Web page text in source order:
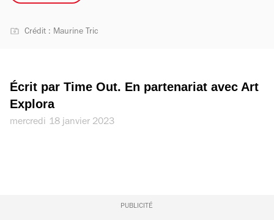
Crédit : Maurine Tric
Écrit par Time Out. En partenariat avec Art
Explora
mercredi 18 janvier 2023
PUBLICITÉ